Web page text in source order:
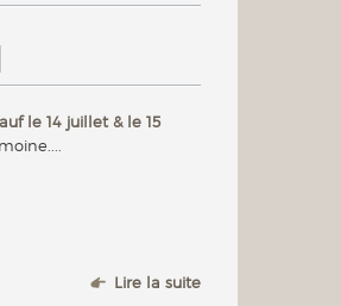
le 14 juillet & le 15
Lire la suite